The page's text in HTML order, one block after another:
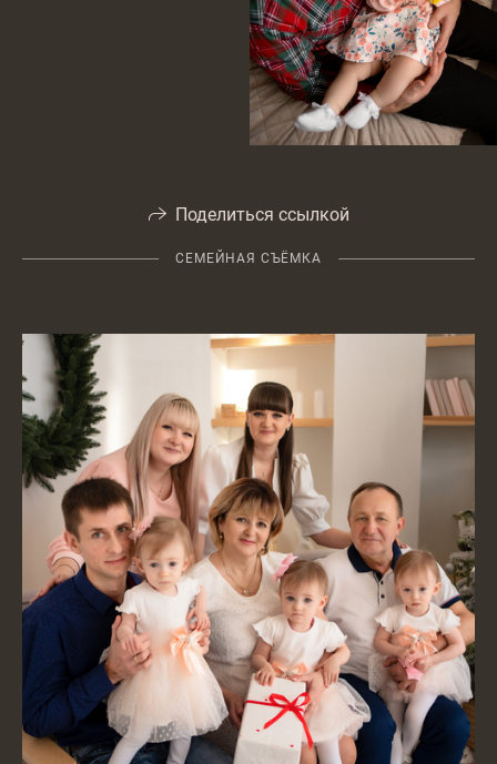
Поделиться ссылкой
СЕМЕЙНАЯ СЪЁМКА